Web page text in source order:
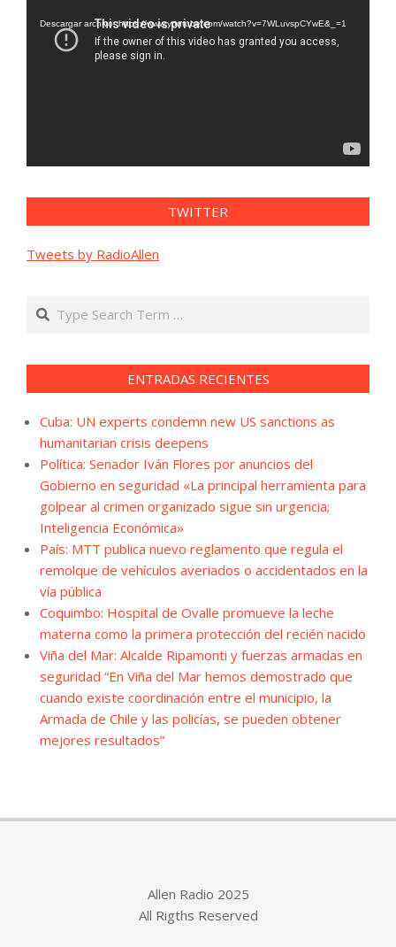
vídeo
Descargar archivo: https://www.youtube.com/watch?v=7WLuvspCYwE&_=1
TWITTER
Tweets by RadioAllen
Search
ENTRADAS RECIENTES
Cuba: UN experts condemn new US sanctions as
humanitarian crisis deepens
Política: Senador Iván Flores por anuncios del
Gobierno en seguridad «La principal herramienta para
golpear al crimen organizado sigue sin urgencia;
Inteligencia Económica»
País: MTT publica nuevo reglamento que regula el
remolque de vehículos averiados o accidentados en la
vía pública
Coquimbo: Hospital de Ovalle promueve la leche
materna como la primera protección del recién nacido
Viña del Mar: Alcalde Ripamonti y fuerzas armadas en
seguridad “En Viña del Mar hemos demostrado que
cuando existe coordinación entre el municipio, la
Armada de Chile y las policías, se pueden obtener
mejores resultados”
Allen Radio 2025
All Rigths Reserved